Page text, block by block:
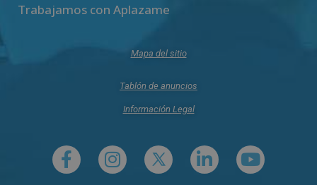
Trabajamos con Aplazame
Mapa del sitio
Tablón de anuncios
Información Legal